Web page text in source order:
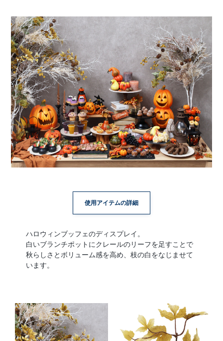
使用アイテムの詳細
ハロウィンブッフェのディスプレイ。
白いブランチポットにクレールのリーフを足すことで
秋らしさとボリューム感を高め、枝の白をなじませて
います。